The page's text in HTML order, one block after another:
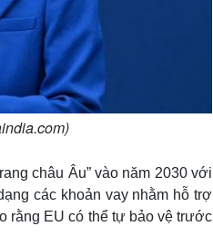
châu Âu” vào năm 2030 với
các khoản vay nhằm hỗ trợ
rằng EU có thể tự bảo vệ trước